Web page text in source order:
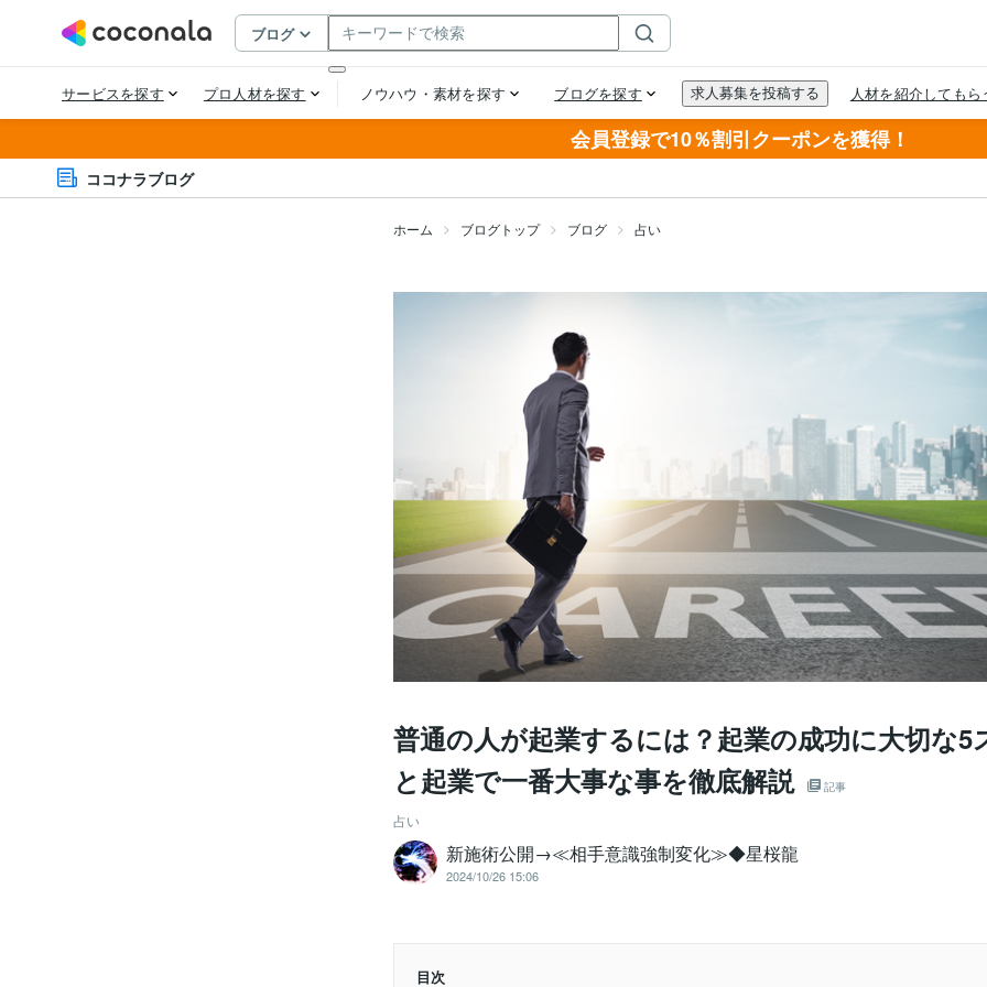
会員登録で10％割引クーポンを獲得！
ココナラブログ
ホーム ブログトップ ブログ 占い
普通の人が起業するには？起業の成功に大切な5
と起業で一番大事な事を徹底解説
記事
占い
新施術公開→≪相手意識強制変化≫◆星桜龍
2024/10/26 15:06
目次